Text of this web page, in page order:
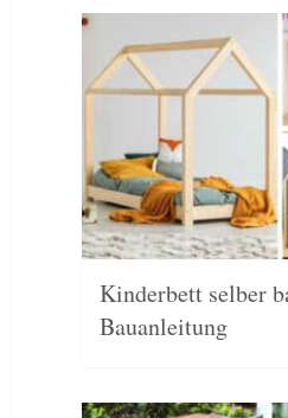
Kinderbett selber
Bauanleitung